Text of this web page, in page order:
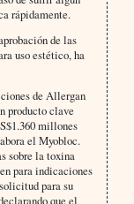
rápidamente.
de las
uso estético, ha
de Allergan
producto clave
millones
el Myobloc.
sobre la toxina
para indicaciones
para su
que el